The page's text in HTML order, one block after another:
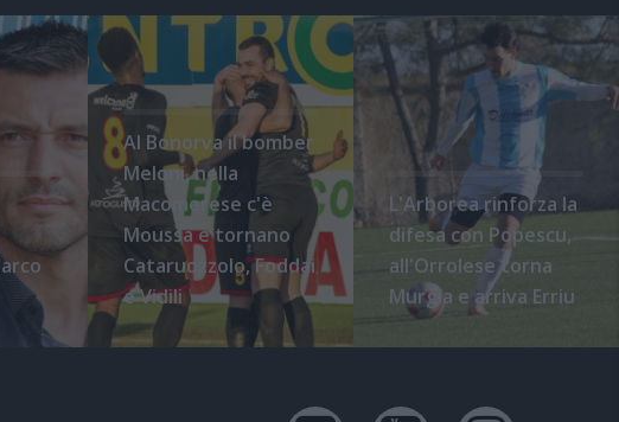
Al Bonorva il bomber
Meloni, nella
Macomerese c'è
Moussa e tornano
Cataruozzolo, Foddai
e Vidili
L'Arborea rinforza la
difesa con Popescu,
all'Orrolese torna
Murgia e arriva Erriu